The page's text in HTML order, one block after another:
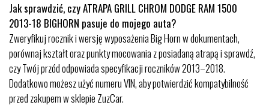
Jak sprawdzić, czy ATRAPA GRILL CHROM DODGE RAM 1500
2013-18 BIGHORN pasuje do mojego auta?
Zweryfikuj rocznik i wersję wyposażenia Big Horn w dokumentach,
porównaj kształt oraz punkty mocowania z posiadaną atrapą i sprawdź,
czy Twój przód odpowiada specyfikacji roczników 2013–2018.
Dodatkowo możesz użyć numeru VIN, aby potwierdzić kompatybilność
przed zakupem w sklepie ZuzCar.